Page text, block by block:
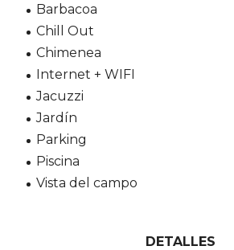
Barbacoa
Chill Out
Chimenea
Internet + WIFI
Jacuzzi
Jardín
Parking
Piscina
Vista del campo
DETALLES